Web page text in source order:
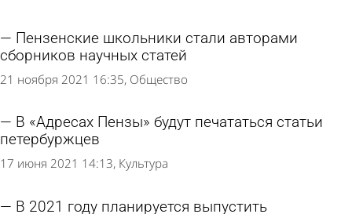
Пензенские школьники стали авторами
сборников научных статей
21 ноября 2021 16:35 Общество
В «Адресах Пензы» будут печататься статьи
петербуржцев
17 июня 2021 14:13 Культура
В 2021 году планируется выпустить